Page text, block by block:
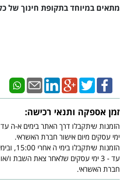
מתאים במיוחד בתקופת חינוך של
זמן אספקה ותנאי רכישה:
ימי עסקים מיום אישור חברת האשראי.
הזמנות
עד - 3 ימי עסקים שלאחר צאת השבת
חברת האשראי.